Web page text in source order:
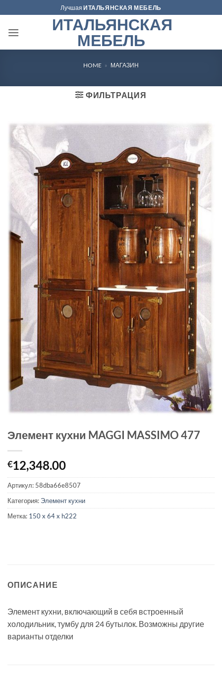
to
content
ЛучшаяИТАЛЬЯНСКАЯ МЕБЕЛЬ
ИТАЛЬЯНСКАЯ
МЕБЕЛЬ
HOME » МАГАЗИН
ФИЛЬТРАЦИЯ
Элемент кухни MAGGI MASSIMO 477
€12,348.00
Артикул: 58dba66e8507
Категория: Элемент кухни
Метка: 150 x 64 x h222
ОПИСАНИЕ
Элемент кухни, включающий в себя встроенный
холодильник, тумбу для 24 бутылок. Возможны другие
варианты отделки